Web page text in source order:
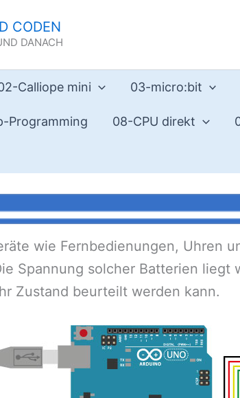
CODEN
DANACH
Calliope mini 03-micro:bit
Programming 08-CPU direkt
wie Fernbedienungen, Uhren
Spannung solcher Batterien liegt
Zustand beurteilt werden kann.